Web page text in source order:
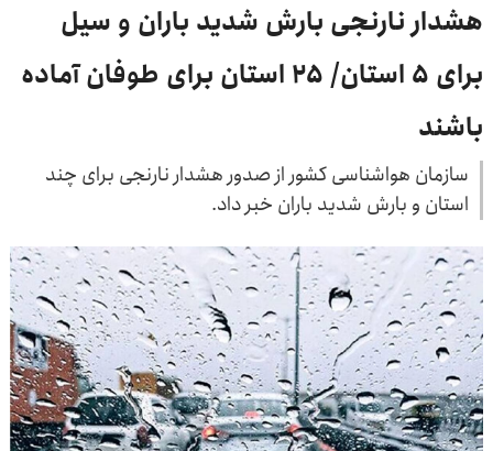
هشدار نارنجی بارش شدید باران و سیل
برای ۵ استان/ ۲۵ استان برای طوفان آماده
باشند
سازمان هواشناسی کشور از صدور هشدار نارنجی برای چند
استان و بارش شدید باران خبر داد.